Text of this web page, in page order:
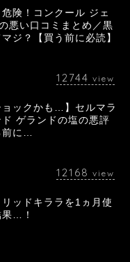
険！コンクール ジェ
悪い口コミまとめ／黒
ジ？【買う前に必読】
12744 view
ョックかも…】セルマラ
ド ゲランドの塩の悪評
前に…
12168 view
リッドキララを1ヵ月使
果…！